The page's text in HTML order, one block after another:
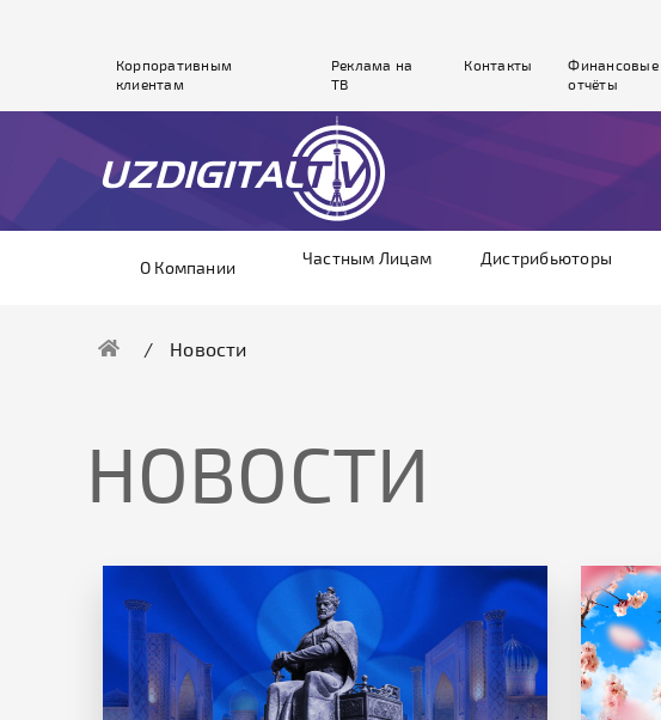
Корпоративным
клиентам
Реклама на
ТВ
Контакты
Финансовые
отчёты
О Компании Частным Лицам Дистрибьюторы
Новости
НОВОСТИ